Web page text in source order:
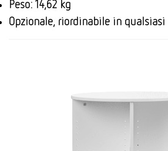
Peso: 14,62 kg
Opzionale, riordinabile in qualsiasi